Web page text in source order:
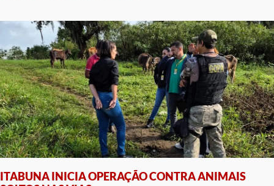
ITABUNA INICIA OPERAÇÃO CONTRA ANIMAIS